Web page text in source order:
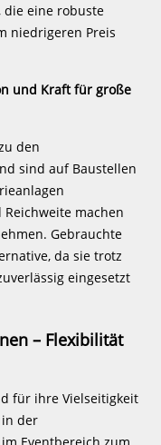
eine robuste
niedrigeren Preis
und Kraft für große
den
sind auf Baustellen
machen
Gebrauchte
da sie trotz
eingesetzt
– Flexibilität
für ihre Vielseitigkeit
in der
Eventbereich zum